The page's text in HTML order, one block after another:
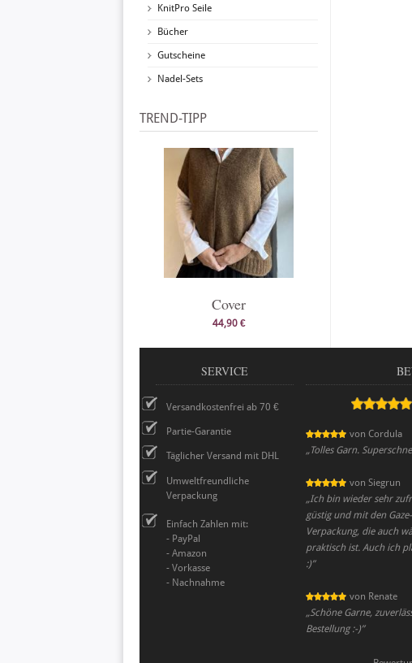
KnitPro Seile
Bücher
Gutscheine
Nadel-Sets
TREND-TIPP
Cover
44,90 €
SERVICE
Versandkostenfrei ab 70 €
Partie-Garantie
Täglicher Versand mit DHL
Umweltfreundliche
Verpackung
Einfach Zahlen mit:
- PayPal
- Amazon
- Vorkasse
- Nachnahme
von Cordula
„Tolles Garn.
von Siegrun
„Ich bin wieder sehr
güstig und mit den
Verpackung, die auch
praktisch ist. Auch ich
:)”
von Renate
„Schöne Garne,
Bestellung :-)”